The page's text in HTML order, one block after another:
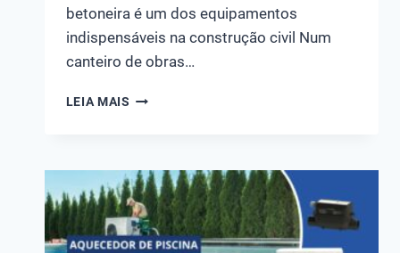
betoneira é um dos equipamentos
indispensáveis na construção civil Num
canteiro de obras…
LEIA MAIS
E
PARA
QUE
SERVE
NO